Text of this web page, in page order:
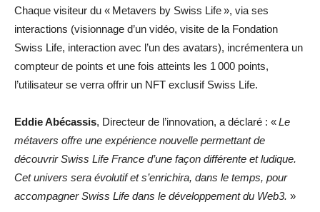
Chaque visiteur du « Metavers by Swiss Life », via ses
interactions (visionnage d’un vidéo, visite de la Fondation
Swiss Life, interaction avec l’un des avatars), incrémentera un
compteur de points et une fois atteints les 1 000 points,
l’utilisateur se verra offrir un NFT exclusif Swiss Life.
Eddie Abécassis, Directeur de l’innovation, a déclaré : «Le
métavers offre une expérience nouvelle permettant de
découvrir Swiss Life France d’une façon différente et ludique.
Cet univers sera évolutif et s’enrichira, dans le temps, pour
accompagner Swiss Life dans le développement du Web3. »